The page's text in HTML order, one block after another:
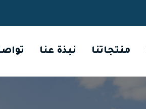
منتجاتنا نبذة عنا